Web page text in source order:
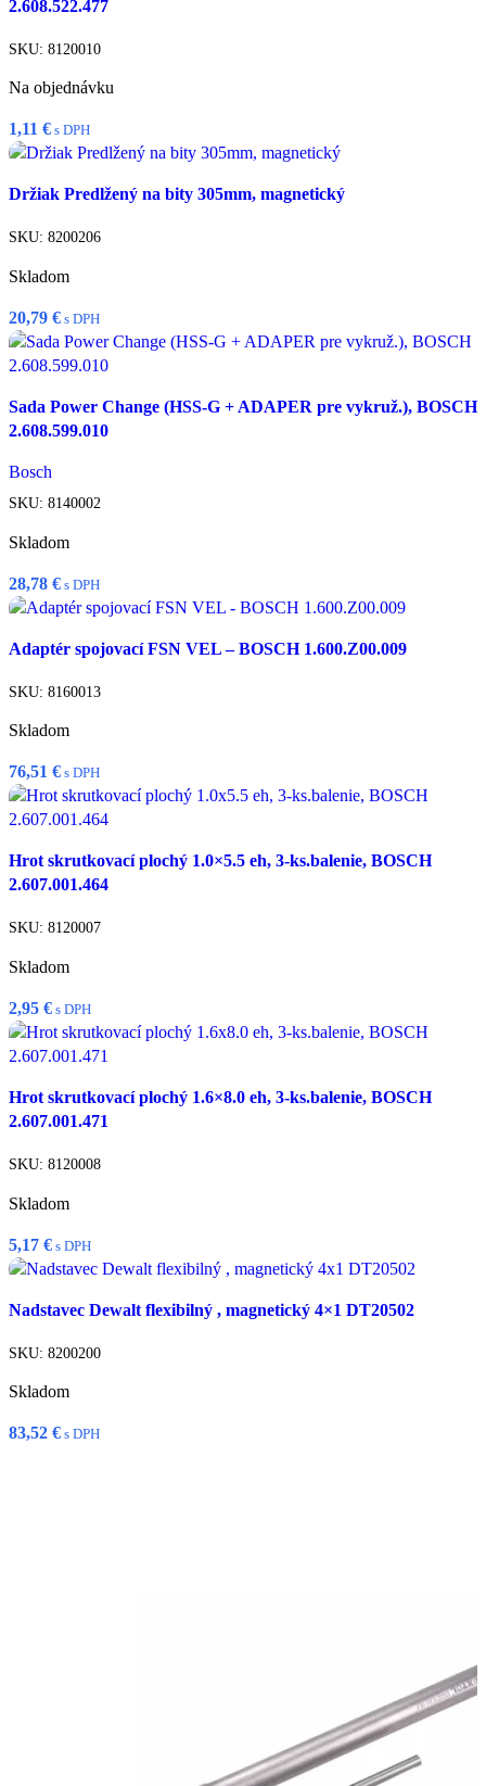
Porovnať
2.608.522.477
SKU: 8120010
Na objednávku
1,11 € s DPH
Rýchly náhľad
Pridať do zoznamu želaní
Držiak Predlžený na bity 305mm, magnetický
SKU: 8200206
Skladom
20,79 € s DPH
Rýchly náhľad
Porovnať
Sada Power Change (HSS-G + ADAPER pre vykruž.), BOSCH
2.608.599.010
Bosch
SKU: 8140002
Skladom
28,78 € s DPH
Rýchly náhľad
Pridať do zoznamu želaní
Adaptér spojovací FSN VEL – BOSCH 1.600.Z00.009
SKU: 8160013
Skladom
76,51 € s DPH
Rýchly náhľad
Porovnať
Hrot skrutkovací plochý 1.0×5.5 eh, 3-ks.balenie, BOSCH
2.607.001.464
SKU: 8120007
Skladom
2,95 € s DPH
Rýchly náhľad
Porovnať
Hrot skrutkovací plochý 1.6×8.0 eh, 3-ks.balenie, BOSCH
2.607.001.471
SKU: 8120008
Skladom
5,17 € s DPH
Rýchly náhľad
Pridať do zoznamu želaní
Nadstavec Dewalt flexibilný , magnetický 4×1 DT20502
SKU: 8200200
Skladom
83,52 € s DPH